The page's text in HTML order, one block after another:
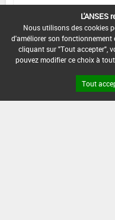
DATE DE FIN
-
L'ANSES
Nous utilisons des cookies
d'améliorer son fonctionnement
cliquant sur "Tout accepter",
pouvez modifier ce choix à
Tout